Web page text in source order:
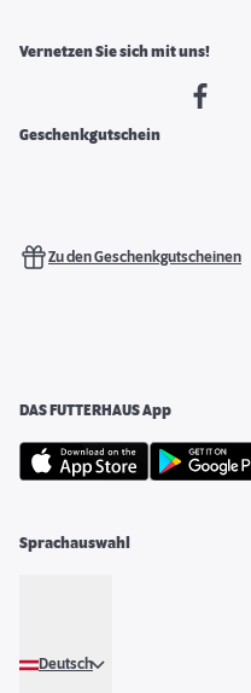
Vernetzen Sie sich mit uns!
Geschenkgutschein
Zu den Geschenkgutscheinen
DAS FUTTERHAUS App
Sprachauswahl
Deutsch